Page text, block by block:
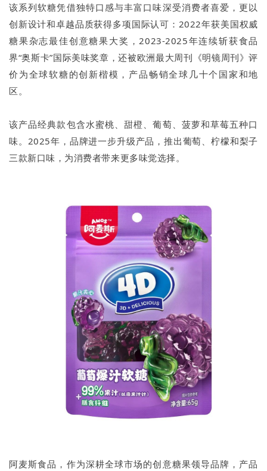
该系列软糖凭借独特口感与丰富口味深受消费者喜爱，更以
创新设计和卓越品质获得多项国际认可：2022年获美国权威
糖果杂志最佳创意糖果大奖，2023-2025年连续斩获食品
界“奥斯卡”国际美味奖章，还被欧洲最大周刊《明镜周刊》评
价为全球软糖的创新楷模，产品畅销全球几十个国家和地
区。
该产品经典款包含水蜜桃、甜橙、葡萄、菠萝和草莓五种口
味。2025年，品牌进一步升级产品，推出葡萄、柠檬和梨子
三款新口味，为消费者带来更多味觉选择。
阿麦斯食品，作为深耕全球市场的创意糖果领导品牌，产品